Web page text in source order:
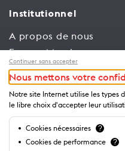
Institutionnel
A propos de nous
Espace Membres
Emploi
Conditions générales
d’utilisation
Politique de
confidentialité
Continuer sans accepter
Nous mettons votre
Notre site Internet utilise les types
le libre choix d'accepter leur
Cookies nécessaires ?
Cookies de performance ?